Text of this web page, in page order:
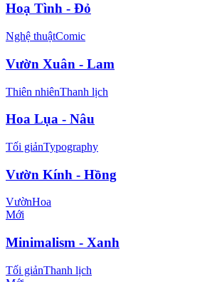
Hoạ Tình - Đỏ
Nghệ thuậtComic
Vườn Xuân - Lam
Thiên nhiênThanh lịch
Hoa Lụa - Nâu
Tối giảnTypography
Vườn Kính - Hồng
VườnHoa
Mới
Minimalism - Xanh
Tối giảnThanh lịch